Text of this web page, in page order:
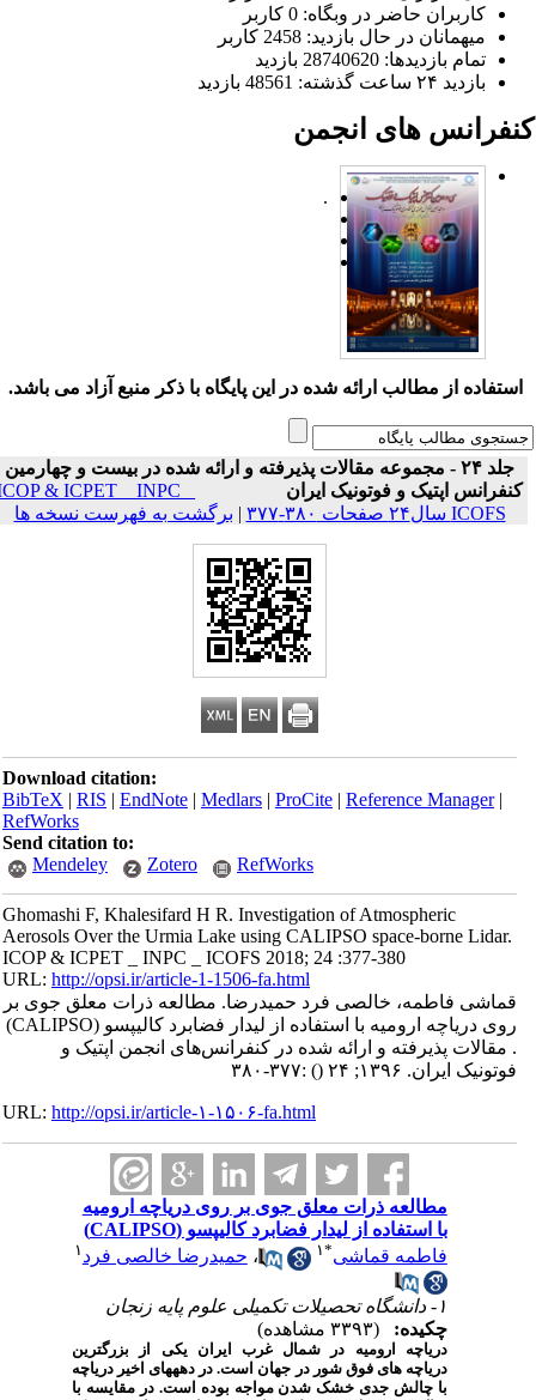
کاربران حاضر در وبگاه: 0 کاربر
میهمانان در حال بازدید: 2458 کاربر
تمام بازدید‌ها: 28740620 بازدید
بازدید ۲۴ ساعت گذشته: 48561 بازدید
های انجمن
.
استفاده از مطالب ارائه شده در این پایگاه با ذکر منبع آزاد می باشد.
جلد ۲۴ - مجموعه مقالات پذیرفته و ارائه شده در بیست و چهارمین
کنفرانس اپتیک و فوتونیک ایران
ICOP & ICPET _ INPC _
ICOFS سال۲۴ صفحات ۳۸۰-۳۷۷
|برگشت به فهرست نسخه ها
Download citation:
BibTeX|RIS|EndNote|Medlars|ProCite|Reference Manager
RefWorks
Send citation to:
Mendeley
Zotero RefWorks
Ghomashi F, Khalesifard H R. Investigation of Atmospheric
Aerosols Over the Urmia Lake using CALIPSO space-borne Lidar.
ICOP & ICPET _ INPC _ ICOFS 2018; 24 :377-380
URL:http://opsi.ir/article-1-1506-fa.html
قماشی فاطمه، خالصی فرد حمیدرضا. مطالعه ذرات معلق جوی بر
روی دریاچه ارومیه با استفاده از لیدار فضابرد کالیپسو (CALIPSO)
. مقالات پذیرفته و ارائه شده در کنفرانس‌های انجمن اپتیک و
فوتونیک ایران. ۱۳۹۶; ۲۴
() :۳۷۷-۳۸۰
URL:http://opsi.ir/article-۱-۱۵۰۶-fa.html
مطالعه ذرات معلق جوی بر روی دریاچه ارومیه
با استفاده از لیدار فضابرد کالیپسو (CALIPSO)
فاطمه قماشی
۱ ،حمیدرضا خالصی فرد ۱
چکیده:
دریاچه ارومیه در شمال غرب ایران یکی از بزرگترین
دریاچه­ های فوق شور در جهان است. در دهه­های اخیر دریاچه
با چالش جدی خشک شدن مواجه بوده است. در مقایسه با